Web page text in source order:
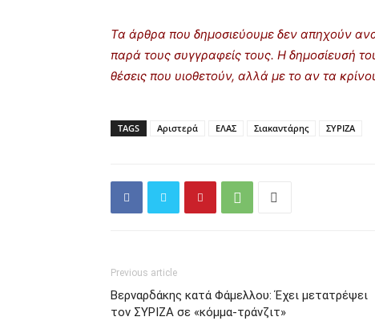
Τα άρθρα που δημοσιεύουμε δεν απηχούν
παρά τους συγγραφείς τους. Η δημοσίευσή
θέσεις που υιοθετούν, αλλά με το αν τα
TAGS Αριστερά ΕΛΑΣ Σιακαντάρης ΣΥΡΙΖΑ
Previous article
Βερναρδάκης κατά Φάμελλου: Έχει μετατρέψει
τον ΣΥΡΙΖΑ σε «κόμμα-τράνζιτ»